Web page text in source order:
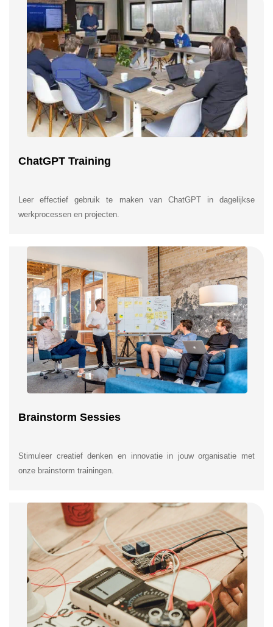
ChatGPT Training
Leer effectief gebruik te maken van ChatGPT in dagelijkse
werkprocessen en projecten.
Brainstorm Sessies
Stimuleer creatief denken en innovatie in jouw organisatie met
onze brainstorm trainingen.